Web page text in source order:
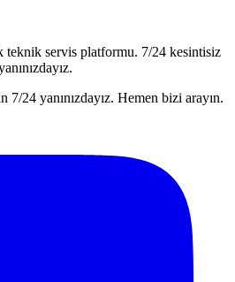
servis platformu. 7/24 kesintisiz
24 yanınızdayız. Hemen bizi arayın.